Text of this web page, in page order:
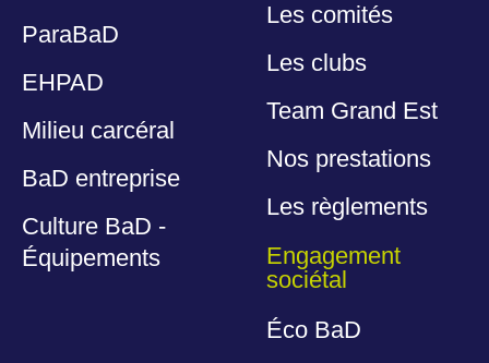
ParaBaD
EHPAD
Milieu carcéral
BaD entreprise
Culture BaD -
Équipements
Les comités
Les clubs
Team Grand Est
Nos prestations
Les règlements
Engagement
sociétal
Éco BaD